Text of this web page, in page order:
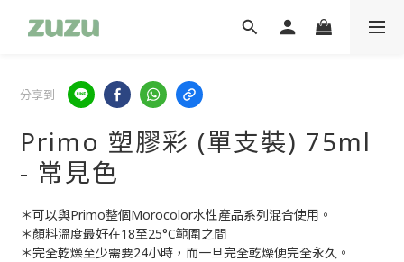
分享到
Primo 塑膠彩 (單支裝) 75ml
- 常見色
＊可以與Primo整個Morocolor水性產品系列混合使用。
＊顏料溫度最好在18至25°C範圍之間
＊完全乾燥至少需要24小時，而一旦完全乾燥便完全永久。